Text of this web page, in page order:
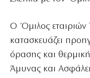
Ο Όμιλος εταιριών
κατασκευάζει
όρασης και
Άμυνας και